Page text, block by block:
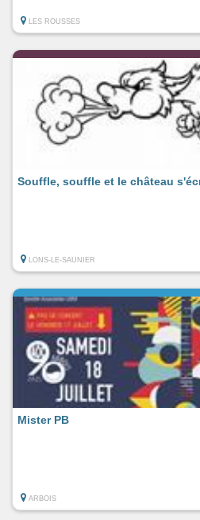
LES ROUSSES
Souffle, souffle et le château
LONS-LE-SAUNIER
Mister PB
ARBOIS